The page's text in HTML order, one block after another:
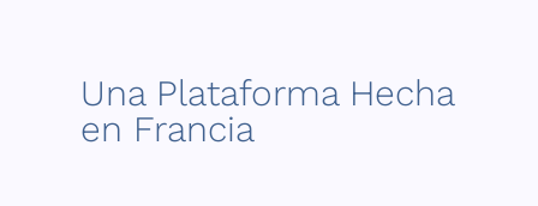
Una Plataforma Hecha
en Francia